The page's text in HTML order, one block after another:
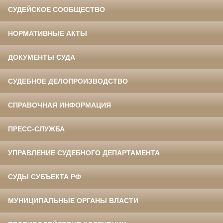
СУДЕЙСКОЕ СООБЩЕСТВО
НОРМАТИВНЫЕ АКТЫ
ДОКУМЕНТЫ СУДА
СУДЕБНОЕ ДЕЛОПРОИЗВОДСТВО
СПРАВОЧНАЯ ИНФОРМАЦИЯ
ПРЕСС-СЛУЖБА
УПРАВЛЕНИЕ СУДЕБНОГО ДЕПАРТАМЕНТА
СУДЫ СУБЪЕКТА РФ
МУНИЦИПАЛЬНЫЕ ОРГАНЫ ВЛАСТИ